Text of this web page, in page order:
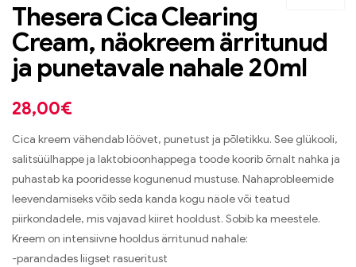
Thesera Cica Clearing
Cream, näokreem ärritunud
ja punetavale nahale 20ml
28,00€
Cica kreem vähendab löövet, punetust ja põletikku. See glükooli,
salitsüülhappe ja laktobioonhappega toode koorib õrnalt nahka ja
puhastab ka pooridesse kogunenud mustuse. Nahaprobleemide
leevendamiseks võib seda kanda kogu näole või teatud
piirkondadele, mis vajavad kiiret hooldust. Sobib ka meestele.
Kreem on intensiivne hooldus ärritunud nahale:
-parandades liigset rasueritust